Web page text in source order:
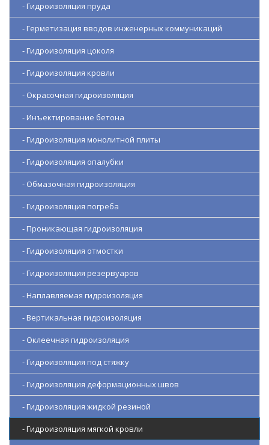
- Гидроизоляция пруда
- Герметизация вводов инженерных коммуникаций
- Гидроизоляция цоколя
- Гидроизоляция кровли
- Окрасочная гидроизоляция
- Инъектирование бетона
- Гидроизоляция монолитной плиты
- Гидроизоляция опалубки
- Обмазочная гидроизоляция
- Гидроизоляция погреба
- Проникающая гидроизоляция
- Гидроизоляция отмостки
- Гидроизоляция резервуаров
- Наплавляемая гидроизоляция
- Вертикальная гидроизоляция
- Оклеечная гидроизоляция
- Гидроизоляция под стяжку
- Гидроизоляция деформационных швов
- Гидроизоляция жидкой резиной
- Гидроизоляция мягкой кровли